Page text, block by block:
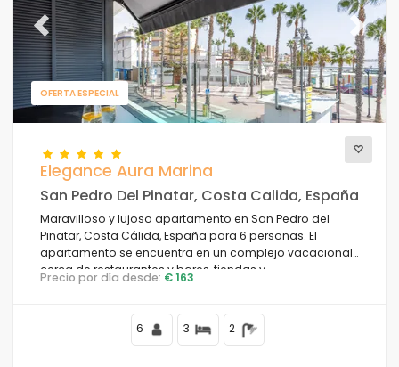
OFERTA ESPECIAL
Previous Next
Elegance Aura Marina
San Pedro Del Pinatar, Costa Calida, España
Maravilloso y lujoso apartamento en San Pedro del
Pinatar, Costa Cálida, España para 6 personas. El
apartamento se encuentra en un complejo vacacional,
cerca de restaurantes y bares, tiendas y
supermercados, y a 100 m de la playa.
Precio por día desde: € 163
6 3 2